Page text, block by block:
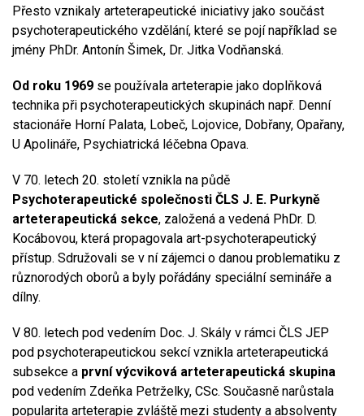
Přesto vznikaly arteterapeutické iniciativy jako součást
psychoterapeutického vzdělání, které se pojí například se
jmény PhDr. Antonín Šimek, Dr. Jitka Vodňanská.
Od roku 1969 se používala arteterapie jako doplňková
technika při psychoterapeutických skupinách např. Denní
stacionáře Horní Palata, Lobeč, Lojovice, Dobřany, Opařany,
U Apolináře, Psychiatrická léčebna Opava.
V 70. letech 20. století vznikla na půdě
Psychoterapeutické společnosti ČLS J. E. Purkyně
arteterapeutická sekce, založená a vedená PhDr. D.
Kocábovou, která propagovala art-psychoterapeutický
přístup. Sdružovali se v ní zájemci o danou problematiku z
různorodých oborů a byly pořádány speciální semináře a
dílny.
V 80. letech pod vedením Doc. J. Skály v rámci ČLS JEP
pod psychoterapeutickou sekcí vznikla arteterapeutická
subsekce a první výcviková arteterapeutická skupina
pod vedením Zdeňka Petrželky, CSc. Současně narůstala
popularita arteterapie zvláště mezi studenty a absolventy